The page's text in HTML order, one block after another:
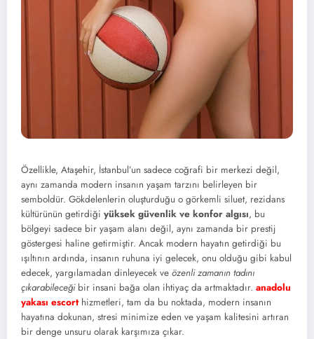
Özellikle, Ataşehir, İstanbul’un sadece coğrafi bir merkezi değil,
aynı zamanda modern insanın yaşam tarzını belirleyen bir
semboldür. Gökdelenlerin oluşturduğu o görkemli siluet, rezidans
kültürünün getirdiği yüksek güvenlik ve konfor algısı, bu
bölgeyi sadece bir yaşam alanı değil, aynı zamanda bir prestij
göstergesi haline getirmiştir. Ancak modern hayatın getirdiği bu
ışıltının ardında, insanın ruhuna iyi gelecek, onu olduğu gibi kabul
edecek, yargılamadan dinleyecek ve özenli zamanın tadını
çıkarabileceğibir insani bağa olan ihtiyaç da artmaktadır. anadolu
yakası escorthizmetleri, tam da bu noktada, modern insanın
hayatına dokunan, stresi minimize eden ve yaşam kalitesini artıran
bir denge unsuru olarak karşımıza çıkar.